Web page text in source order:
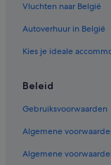
Hotels met restaurant
Campings en
Particuliere
B&B in Alhaurín de la
Spa in Benalmádena
Aparthotels in
Particuliere
Vluchten naar België
Autoverhuur in België
Kies je ideale
Beleid
Gebruiksvoorwaarden
Algemene
Algemene